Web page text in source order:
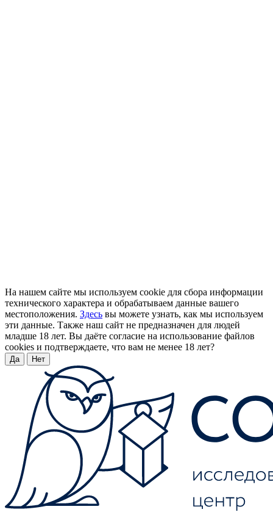
На нашем сайте мы используем cookie для сбора информации
технического характера и обрабатываем данные вашего
местоположения. Здесь вы можете узнать, как мы используем
эти данные. Также наш сайт не предназначен для людей
младше 18 лет. Вы даёте согласие на использование файлов
cookies и подтверждаете, что вам не менее 18 лет?
Да Нет